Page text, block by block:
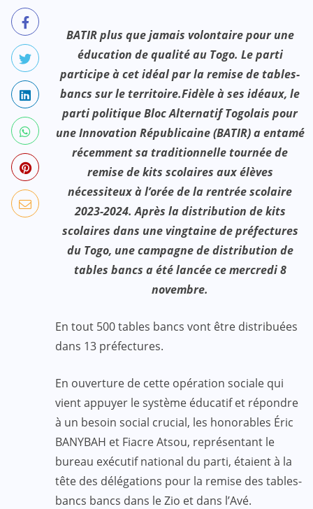
BATIR plus que jamais volontaire pour une
éducation de qualité au Togo. Le parti
participe à cet idéal par la remise de tables-
bancs sur le territoire.Fidèle à ses idéaux, le
parti politique Bloc Alternatif Togolais pour
une Innovation Républicaine (BATIR) a entamé
récemment sa traditionnelle tournée de
remise de kits scolaires aux élèves
nécessiteux à l’orée de la rentrée scolaire
2023-2024. Après la distribution de kits
scolaires dans une vingtaine de préfectures
du Togo, une campagne de distribution de
tables bancs a été lancée ce mercredi 8
novembre.
En tout 500 tables bancs vont être distribuées
dans 13 préfectures.
En ouverture de cette opération sociale qui
vient appuyer le système éducatif et répondre
à un besoin social crucial, les honorables Éric
BANYBAH et Fiacre Atsou, représentant le
bureau exécutif national du parti, étaient à la
tête des délégations pour la remise des tables-
bancs bancs dans le Zio et dans l’Avé.